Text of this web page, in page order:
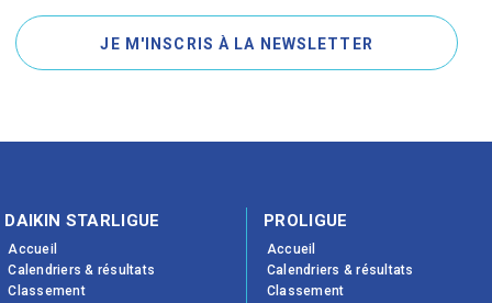
JE M'INSCRIS À LA NEWSLETTER
DAIKIN STARLIGUE
Accueil
Calendriers & résultats
Classement
PROLIGUE
Accueil
Calendriers & résultats
Classement